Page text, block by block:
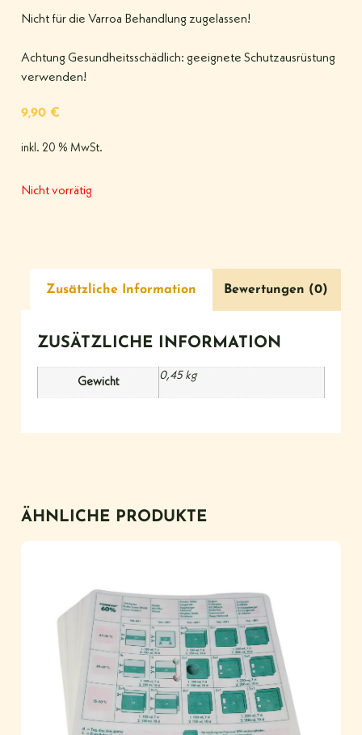
Nicht für die Varroa Behandlung zugelassen!
Achtung Gesundheitsschädlich: geeignete Schutzausrüstung
verwenden!
9,90 €
inkl. 20 % MwSt.
Nicht vorrätig
Zusätzliche Information Bewertungen (0)
ZUSÄTZLICHE INFORMATION
Gewicht
0,45 kg
ÄHNLICHE PRODUKTE